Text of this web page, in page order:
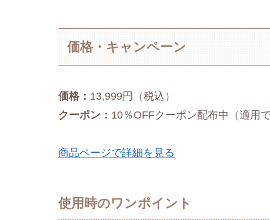
価格・キャンペーン
価格： 13,999円（税込）
クーポン： 10％OFFクーポン配布中（適用
商品ページで詳細を見る
使用時のワンポイント